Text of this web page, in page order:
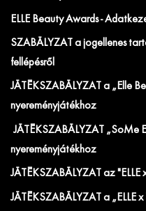
ELLE Beauty Awards -
SZABÁLYZAT a jogellenes
fellépésről
JÁTÉKSZABÁLYZAT a „Elle
nyereményjátékhoz
JÁTÉKSZABÁLYZAT „SoMe
nyereményjátékhoz
JÁTÉKSZABÁLYZAT az "ELLE
JÁTÉKSZABÁLYZAT a „ELLE